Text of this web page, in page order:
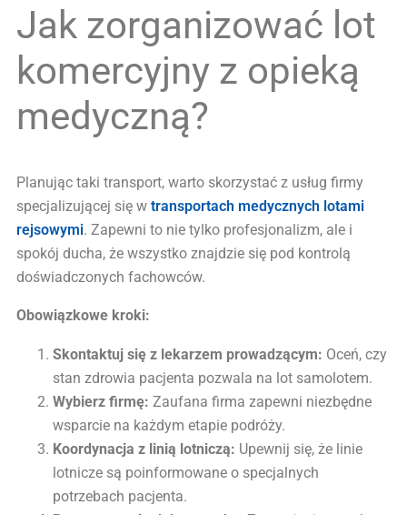
Jak zorganizować lot
komercyjny z opieką
medyczną?
Planując taki transport, warto skorzystać z usług firmy
specjalizującej się w transportach medycznych lotami
rejsowymi. Zapewni to nie tylko profesjonalizm, ale i
spokój ducha, że wszystko znajdzie się pod kontrolą
doświadczonych fachowców.
Obowiązkowe kroki:
Skontaktuj się z lekarzem prowadzącym: Oceń, czy
stan zdrowia pacjenta pozwala na lot samolotem.
Wybierz firmę: Zaufana firma zapewni niezbędne
wsparcie na każdym etapie podróży.
Koordynacja z linią lotniczą: Upewnij się, że linie
lotnicze są poinformowane o specjalnych
potrzebach pacjenta.